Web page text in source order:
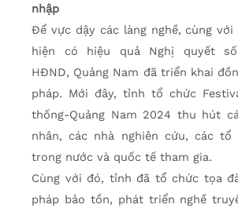
nhập
Để vực dậy các làng nghề, cùng
hiện có hiệu quả Nghị quyết số
HĐND, Quảng Nam đã triển khai
pháp. Mới đây, tỉnh tổ chức
thống-Quảng Nam 2024 thu hút
nhân, các nhà nghiên cứu, các tổ
trong nước và quốc tế tham gia.
Cùng với đó, tỉnh đã tổ chức tọa
pháp bảo tồn, phát triển nghề